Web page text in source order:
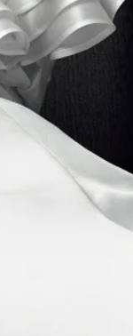
etc...「夏の隠れ乾
【ベタつかない名品
選＜30代のベストコ
クラッシィ]
Aug, 5, 2026
に「うるおいター
SOFINA BASIC＋】
でうるおってなめら
す | CLASSY.[クラッ